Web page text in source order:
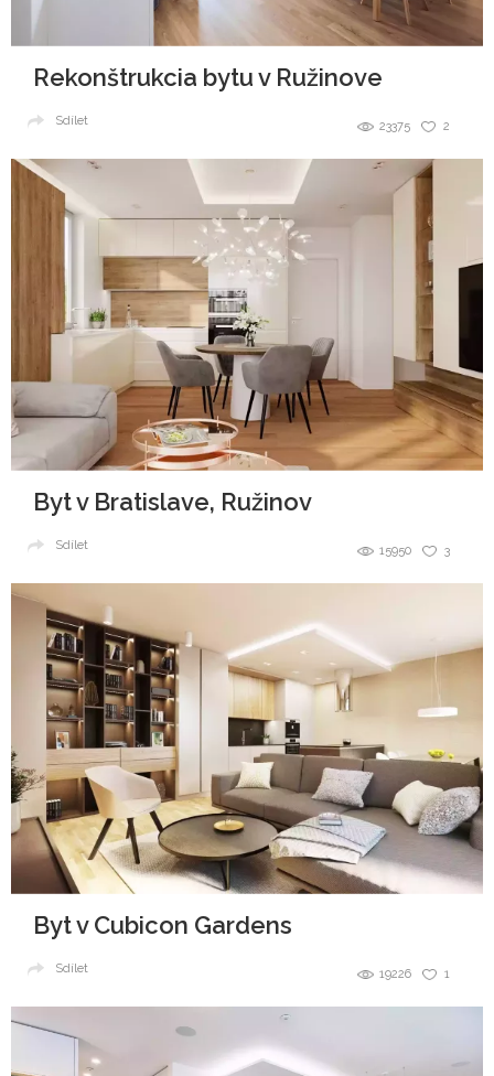
Rekonštrukcia bytu v Ružinove
2
23375
Sdílet
Byt v Bratislave, Ružinov
3
15950
Sdílet
Byt v Cubicon Gardens
1
19226
Sdílet